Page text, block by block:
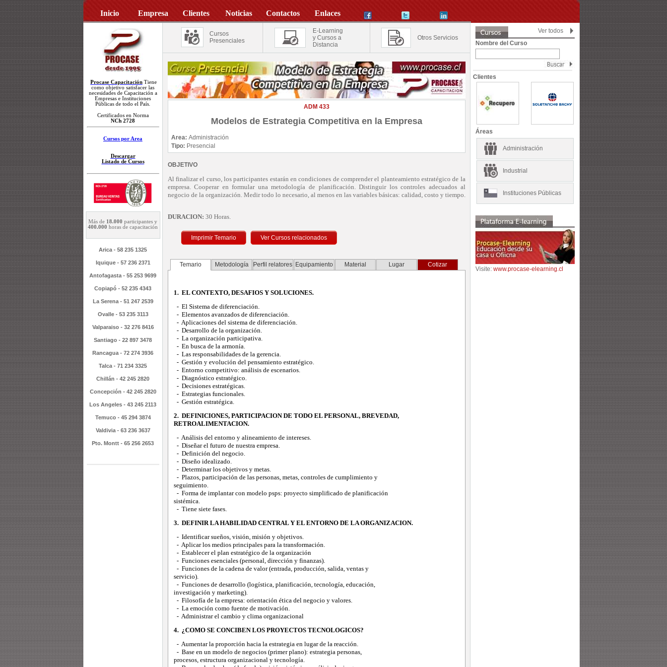
Inicio Empresa Clientes Noticias Contactos Enlaces
Procase Capacitación Tiene
como objetivo satisfacer las
necesidades de Capacitación a
Empresas e Instituciones
Públicas de todo el País.
Certificados en Norma
NCh 2728
Cursos por Area
Descargar
Listado de Cursos
Más de 18.000 participantes y
400.000 horas de capacitación
Arica - 58 235 1325
Iquique - 57 236 2371
Antofagasta - 55 253 9699
Copiapó - 52 235 4343
La Serena - 51 247 2539
Ovalle - 53 235 3113
Valparaiso - 32 276 8416
Santiago - 22 897 3478
Rancagua - 72 274 3936
Talca - 71 234 3325
Chillán - 42 245 2820
Concepción - 42 245 2820
Los Angeles - 43 245 2113
Temuco - 45 294 3874
Valdivia - 63 236 3637
Pto. Montt - 65 256 2653
Cursos
Presenciales
E-Learning
y Cursos a
Distancia
Otros Servicios
ADM 433
Modelos de Estrategia Competitiva en la Empresa
Area: Administración
Tipo: Presencial
OBJETIVO
Al finalizar el curso, los participantes estarán en condiciones de comprender el planteamiento estratégico de la
empresa. Cooperar en formular una metodología de planificación. Distinguir los controles adecuados al
negocio de la organización. Medir todo lo necesario, al menos en las variables básicas: calidad, costo y tiempo.
DURACION: 30 Horas.
Imprimir Temario
Temario Metodología Perfil relatores Equipamiento Material Lugar Cotizar
1. EL CONTEXTO, DESAFIOS Y SOLUCIONES.
- El Sistema de diferenciación.
- Elementos avanzados de diferenciación.
- Aplicaciones del sistema de diferenciación.
- Desarrollo de la organización.
- La organización participativa.
- En busca de la armonía.
- Las responsabilidades de la gerencia.
- Gestión y evolución del pensamiento estratégico.
- Entorno competitivo: análisis de escenarios.
- Diagnóstico estratégico.
- Decisiones estratégicas.
- Estrategias funcionales.
- Gestión estratégica.
2. DEFINICIONES, PARTICIPACION DE TODO EL PERSONAL, BREVEDAD,
RETROALIMENTACION.
- Análisis del entorno y alineamiento de intereses.
- Diseñar el futuro de nuestra empresa.
- Definición del negocio.
- Diseño idealizado.
- Determinar los objetivos y metas.
- Plazos, participación de las personas, metas, controles de cumplimiento y
seguimiento.
- Forma de implantar con modelo psps: proyecto simplificado de planificación
sistémica.
- Tiene siete fases.
3. DEFINIR LA HABILIDAD CENTRAL Y EL ENTORNO DE LA ORGANIZACION.
- Identificar sueños, visión, misión y objetivos.
- Aplicar los medios principales para la transformación.
- Establecer el plan estratégico de la organización
- Funciones esenciales (personal, dirección y finanzas).
- Funciones de la cadena de valor (entrada, producción, salida, ventas y
servicio).
- Funciones de desarrollo (logística, planificación, tecnología, educación,
investigación y marketing).
- Filosofía de la empresa: orientación ética del negocio y valores.
- La emoción como fuente de motivación.
- Administrar el cambio y clima organizacional
4. ¿COMO SE CONCIBEN LOS PROYECTOS TECNOLOGICOS?
- Aumentar la proporción hacia la estrategia en lugar de la reacción.
- Base en un modelo de negocios (primer plano): estrategia personas,
procesos, estructura organizacional y tecnología.
Ver todos
Nombre del Curso
Clientes
Áreas
Administración
Industrial
Instituciones Públicas
Visite: www.procase-elearning.cl